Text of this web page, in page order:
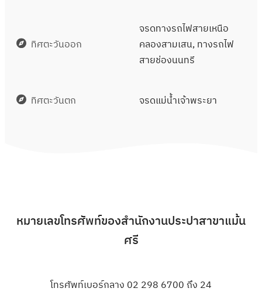
ทิศตะวันออก
จรดทางรถไฟสายเหนือ
คลองสามเสน, ทางรถไฟ
สายช่องนนทรี
ทิศตะวันตก จรดแม่น้ำเจ้าพระยา
หมายเลขโทรศัพท์ของสำนักงานประปาสาขาแม้น
ศรี
โทรศัพท์เบอร์กลาง 02 298 6700 ถึง 24